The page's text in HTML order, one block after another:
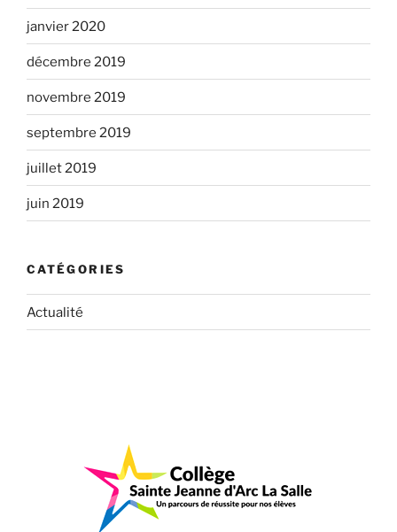
janvier 2020
décembre 2019
novembre 2019
septembre 2019
juillet 2019
juin 2019
CATÉGORIES
Actualité